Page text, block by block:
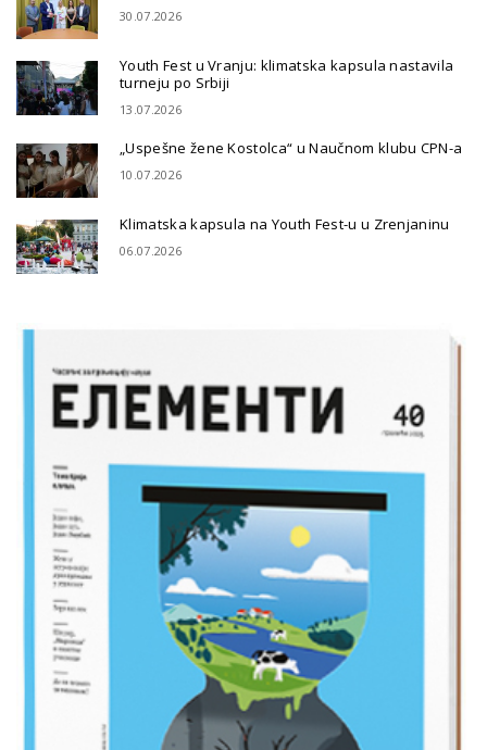
30.07.2026
Youth Fest u Vranju: klimatska kapsula nastavila
turneju po Srbiji
13.07.2026
„Uspešne žene Kostolca“ u Naučnom klubu CPN-a
10.07.2026
Klimatska kapsula na Youth Fest-u u Zrenjaninu
06.07.2026